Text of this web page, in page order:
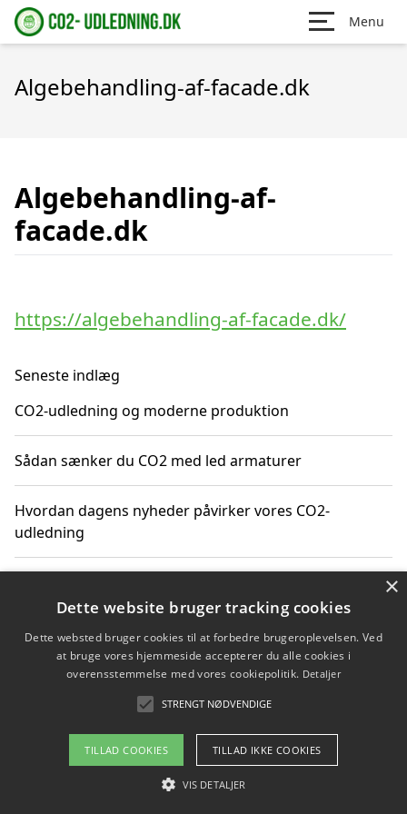
Menu
Algebehandling-af-facade.dk
Algebehandling-af-
facade.dk
https://algebehandling-af-facade.dk/
Seneste indlæg
CO2-udledning og moderne produktion
Sådan sænker du CO2 med led armaturer
Hvordan dagens nyheder påvirker vores CO2-
udledning
CO2-aftryk
Hvordan nyheder om CO2-udledning påvirker vores
hverdag
Copyright 2026 - Pilanto Aps
Om / kontakt
Blog Betingelser
×
Dette website bruger tracking cookies
Dette websted bruger cookies til at forbedre brugeroplevelsen. Ved
at bruge vores hjemmeside accepterer du alle cookies i
overensstemmelse med vores cookiepolitik. Detaljer
STRENGT NØDVENDIGE
TILLAD COOKIES TILLAD IKKE COOKIES
VIS DETALJER